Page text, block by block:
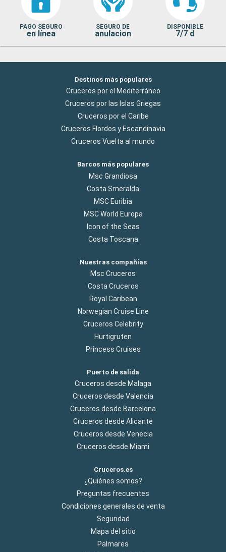
PAGO SEGURO
en línea
SEGURO DE
anulacion
DISPONIBLE
7/7 d
Destinos más populares
Cruceros por el Mediterráneo
Cruceros por las Islas Griegas
Cruceros por el Caribe
Cruceros Flordos y Escandinavia
Cruceros Vuelta al mundo
Barcos más populares
Msc Grandiosa
Costa Smeralda
MSC Euribia
MSC World Europa
Icon of the Seas
Costa Toscana
Nuestras compañías
Msc Cruceros
Costa Cruceros
Royal Caribean
Norwegian Cruise Line
Cruceros Celebrity
Hurtigruten
Princess Cruises
Puerto de salida
Cruceros desde Malaga
Cruceros desde Valencia
Cruceros desde Barcelona
Cruceros desde Alicante
Cruceros desde Venecia
Cruceros desde Miami
Cruceros.es
¿Quiénes somos?
Preguntas frecuentes
Condiciones generales de venta
Seguridad
Mapa del sitio
Palmares